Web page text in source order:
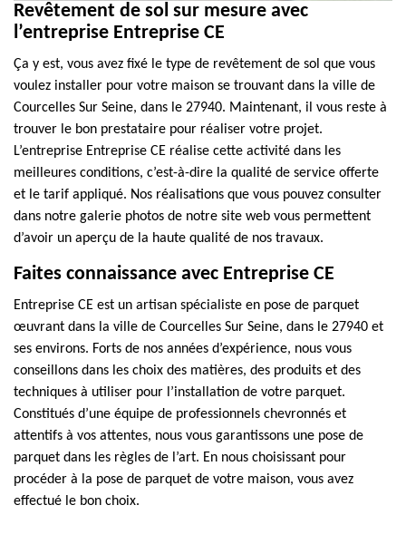
Revêtement de sol sur mesure avec
l’entreprise Entreprise CE
Ça y est, vous avez fixé le type de revêtement de sol que vous
voulez installer pour votre maison se trouvant dans la ville de
Courcelles Sur Seine, dans le 27940. Maintenant, il vous reste à
trouver le bon prestataire pour réaliser votre projet.
L’entreprise Entreprise CE réalise cette activité dans les
meilleures conditions, c’est-à-dire la qualité de service offerte
et le tarif appliqué. Nos réalisations que vous pouvez consulter
dans notre galerie photos de notre site web vous permettent
d’avoir un aperçu de la haute qualité de nos travaux.
Faites connaissance avec Entreprise CE
Entreprise CE est un artisan spécialiste en pose de parquet
œuvrant dans la ville de Courcelles Sur Seine, dans le 27940 et
ses environs. Forts de nos années d’expérience, nous vous
conseillons dans les choix des matières, des produits et des
techniques à utiliser pour l’installation de votre parquet.
Constitués d’une équipe de professionnels chevronnés et
attentifs à vos attentes, nous vous garantissons une pose de
parquet dans les règles de l’art. En nous choisissant pour
procéder à la pose de parquet de votre maison, vous avez
effectué le bon choix.